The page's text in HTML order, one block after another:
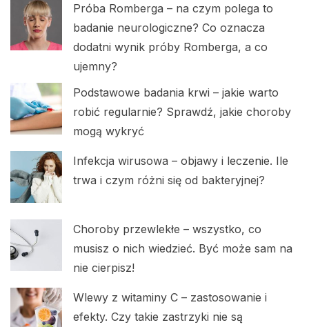
Próba Romberga – na czym polega to
badanie neurologiczne? Co oznacza
dodatni wynik próby Romberga, a co
ujemny?
Podstawowe badania krwi – jakie warto
robić regularnie? Sprawdź, jakie choroby
mogą wykryć
Infekcja wirusowa – objawy i leczenie. Ile
trwa i czym różni się od bakteryjnej?
Choroby przewlekłe – wszystko, co
musisz o nich wiedzieć. Być może sam na
nie cierpisz!
Wlewy z witaminy C – zastosowanie i
efekty. Czy takie zastrzyki nie są